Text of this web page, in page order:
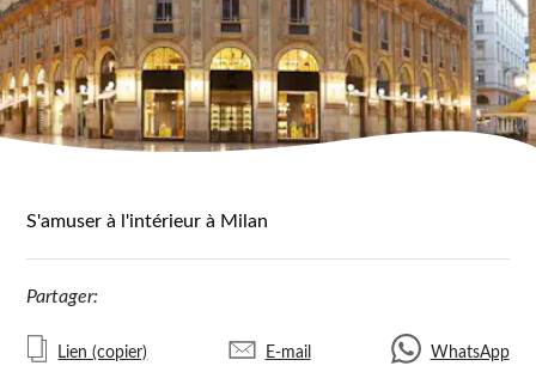
S'amuser à l'intérieur à Milan
Partager:
Lien (copier) E-mail WhatsApp